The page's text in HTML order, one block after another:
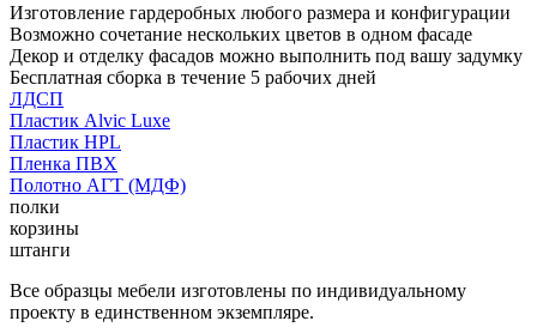
Изготовление гардеробных любого размера и конфигурации
Возможно сочетание нескольких цветов в одном фасаде
Декор и отделку фасадов можно выполнить под вашу задумку
Бесплатная сборка в течение 5 рабочих дней
ЛДСП
Пластик Alvic Luxe
Пластик HPL
Пленка ПВХ
Полотно АГТ (МДФ)
полки
корзины
штанги
Все образцы мебели изготовлены по индивидуальному
проекту в единственном экземпляре.